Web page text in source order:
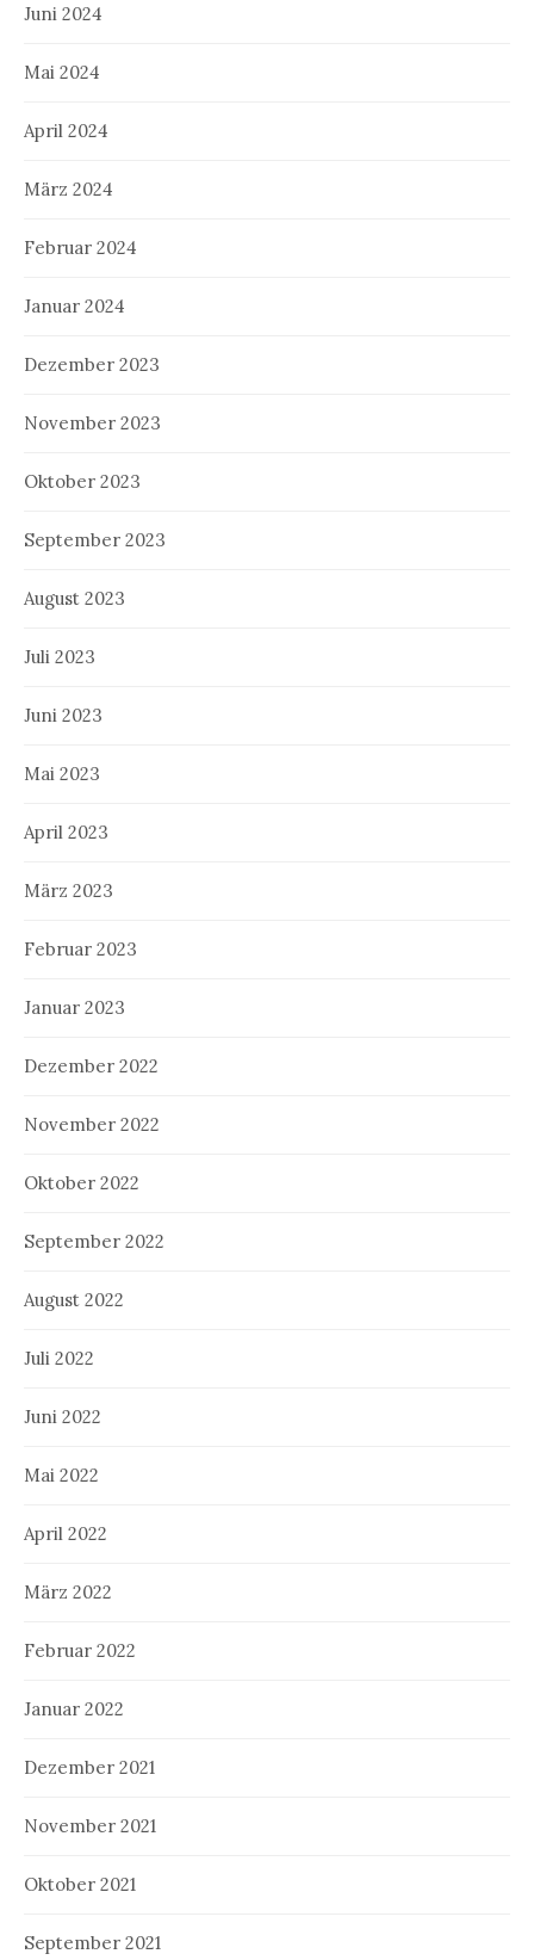
Juni 2024
Mai 2024
April 2024
März 2024
Februar 2024
Januar 2024
Dezember 2023
November 2023
Oktober 2023
September 2023
August 2023
Juli 2023
Juni 2023
Mai 2023
April 2023
März 2023
Februar 2023
Januar 2023
Dezember 2022
November 2022
Oktober 2022
September 2022
August 2022
Juli 2022
Juni 2022
Mai 2022
April 2022
März 2022
Februar 2022
Januar 2022
Dezember 2021
November 2021
Oktober 2021
September 2021